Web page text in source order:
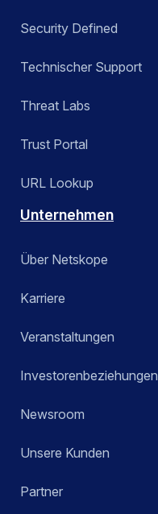
Security Defined
Technischer Support
Threat Labs
Trust Portal
URL Lookup
Unternehmen
Über Netskope
Karriere
Veranstaltungen
Investorenbeziehungen
Newsroom
Unsere Kunden
Partner